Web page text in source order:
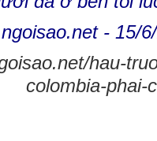
- 15/
hau-
colombia-phai-